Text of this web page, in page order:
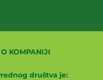
KOMPANIJI
društva je: